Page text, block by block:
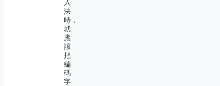
入
法
時，
就
應
該
把
編
碼
字